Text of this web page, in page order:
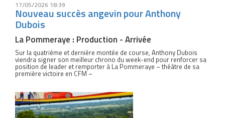
17/05/2026 18:39
Nouveau succès angevin pour Anthony
Dubois
La Pommeraye : Production - Arrivée
Sur la quatrième et dernière montée de course, Anthony Dubois
viendra signer son meilleur chrono du week-end pour renforcer sa
position de leader et remporter à La Pommeraye – théâtre de sa
première victoire en CFM –